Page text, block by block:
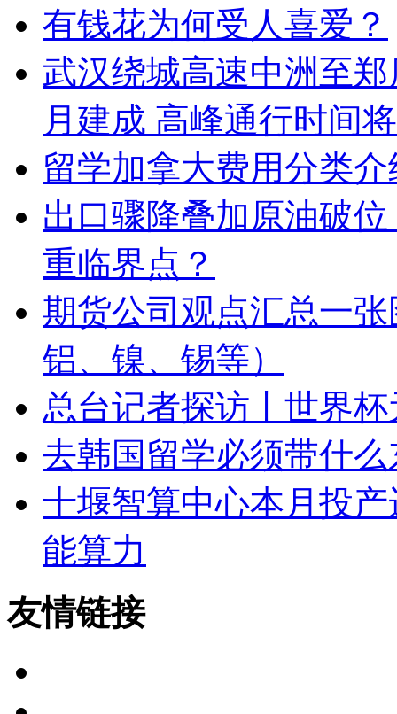
有钱花为何受人喜爱？
武汉绕城高速中洲至
月建成 高峰通行时间
留学加拿大费用分类介
出口骤降叠加原油破
重临界点？
期货公司观点汇总一
铝、镍、锡等）
总台记者探访丨世界
去韩国留学必须带什么
十堰智算中心本月投
能算力
友情链接